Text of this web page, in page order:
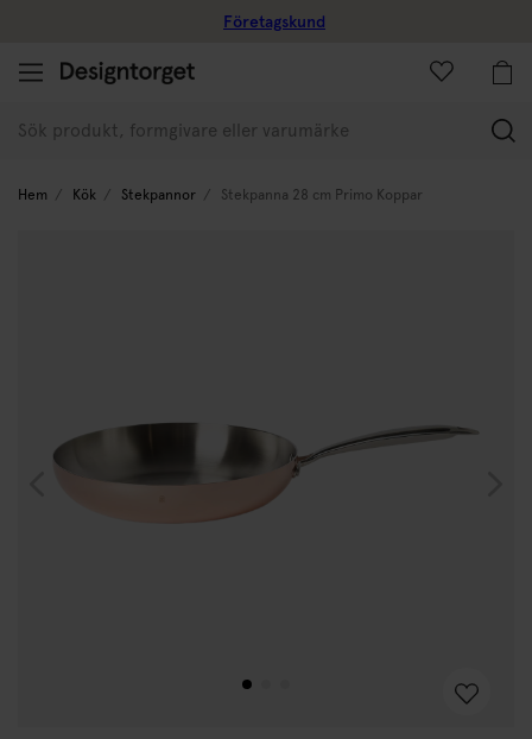
Företagskund
Hem Kök Stekpannor Stekpanna 28 cm Primo Koppar